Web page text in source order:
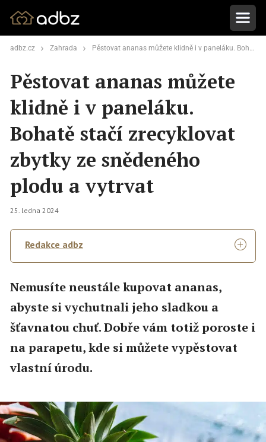
adbz.cz Zahrada Pěstovat ananas můžete klidně i v paneláku. Bohatě stačí zrecyklovat zbytky ze snědeného plodu a vytrvat
Pěstovat ananas můžete
klidně i v paneláku.
Bohatě stačí zrecyklovat
zbytky ze snědeného
plodu a vytrvat
25. ledna 2024
Redakce adbz
Nemusíte neustále kupovat ananas,
abyste si vychutnali jeho sladkou a
šťavnatou chuť. Dobře vám totiž poroste i
na parapetu, kde si můžete vypěstovat
vlastní úrodu.